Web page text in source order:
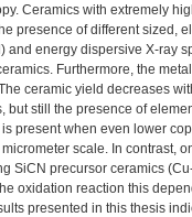
Ceramics with extremely
presence of different sized,
and energy dispersive X-ray
Furthermore, the
ceramic yield decreases
still the presence of
present when even lower
scale. In contrast,
SiCN precursor ceramics
oxidation reaction this
presented in this thesis